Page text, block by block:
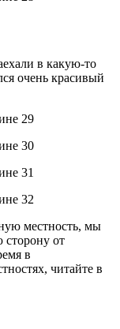
в какую-то
очень красивый
местность, мы
сторону от
в
читайте в